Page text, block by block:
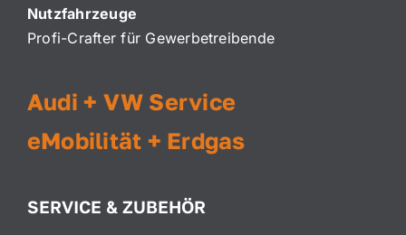
Nutzfahrzeuge
Profi-Crafter für Gewerbetreibende
Audi + VW Service
eMobilität + Erdgas
SERVICE & ZUBEHÖR